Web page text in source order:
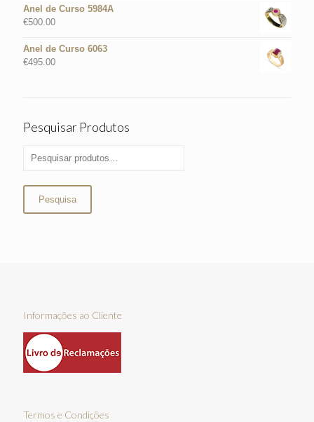
Anel de Curso 5984A
€500.00
Anel de Curso 6063
€495.00
Pesquisar Produtos
Pesquisa
Informações ao Cliente
Termos e Condições